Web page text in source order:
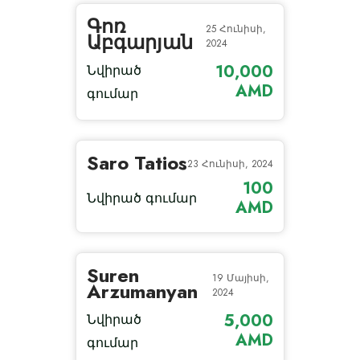
Գոռ
Աբգարյան
25 Հունիսի,
2024
Նվիրած
գումար
10,000
AMD
Saro Tatios23 Հունիսի, 2024
Նվիրած գումար
100
AMD
Suren
Arzumanyan
19 Մայիսի,
2024
Նվիրած
գումար
5,000
AMD